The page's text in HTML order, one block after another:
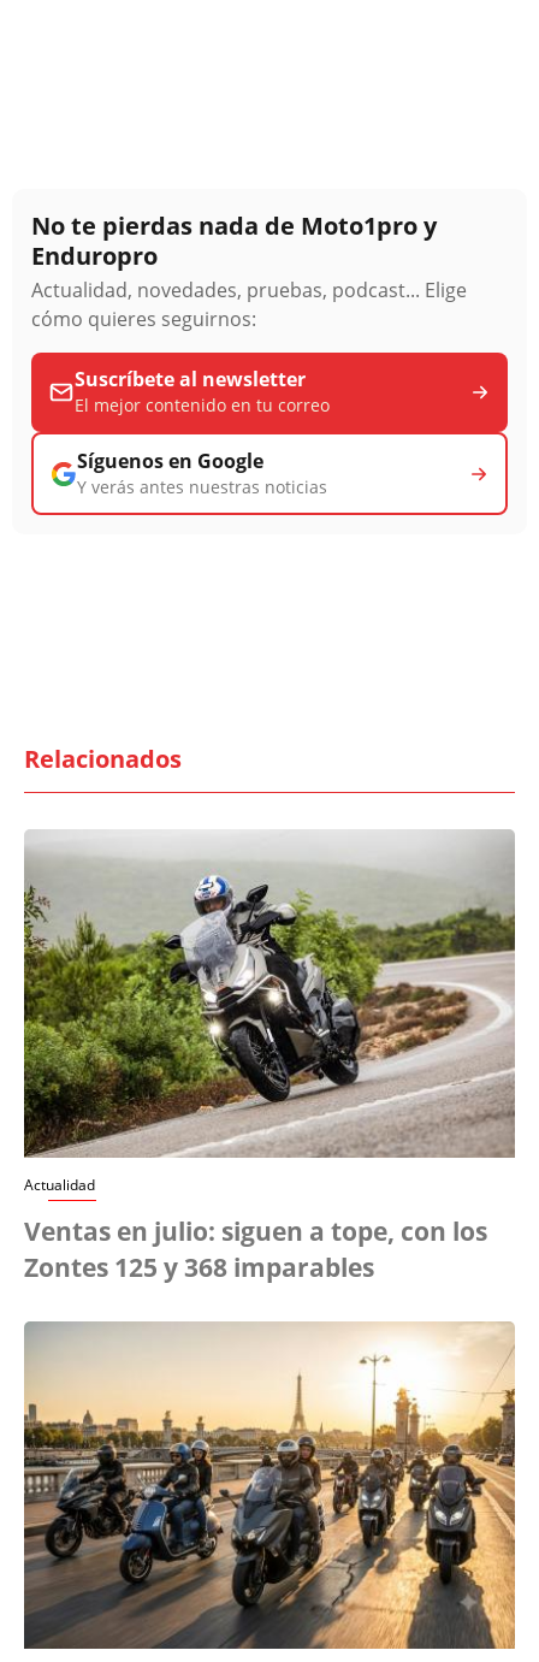
No te pierdas nada de Moto1pro y
Enduropro
Actualidad, novedades, pruebas, podcast... Elige
cómo quieres seguirnos:
Suscríbete al newsletter
El mejor contenido en tu correo
Síguenos en Google
Y verás antes nuestras noticias
Relacionados
Actualidad
Ventas en julio: siguen a tope, con los
Zontes 125 y 368 imparables